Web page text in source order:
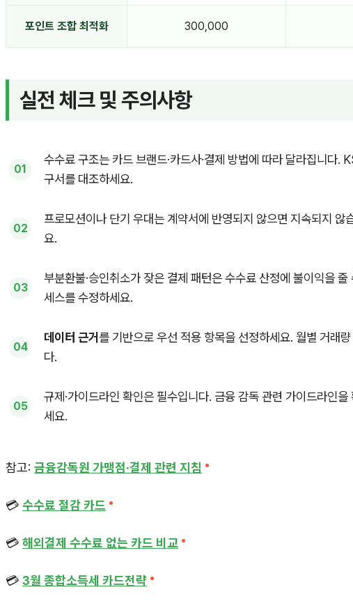
포인트 조합 최적화 300,000
실전 체크 및 주의사항
수수료 구조는 카드 브랜드·카드사·결제 방법에 따라 달라집니다.
구서를 대조하세요.
프로모션이나 단기 우대는 계약서에 반영되지 않으면 지속되지 않
요.
부분환불·승인취소가 잦은 결제 패턴은 수수료 산정에 불이익을
세스를 수정하세요.
데이터 근거 를 기반으로 우선 적용 항목을 선정하세요. 월별 거래
다.
규제·가이드라인 확인은 필수입니다. 금융 감독 관련 가이드라인
세요.
참고: 금융감독원 가맹점·결제 관련 지침
💳 수수료 절감 카드
💳 해외결제 수수료 없는 카드 비교
💳 3월 종합소득세 카드전략